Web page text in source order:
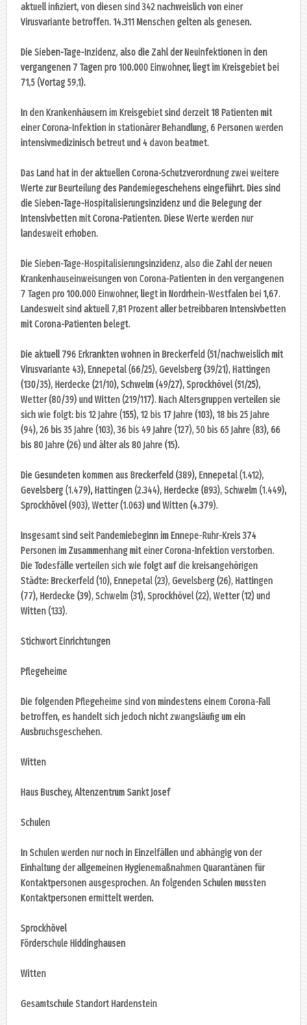
aktuell infiziert, von diesen sind 342 nachweislich von einer
Virusvariante betroffen. 14.311 Menschen gelten als genesen.
Die Sieben-Tage-Inzidenz, also die Zahl der Neuinfektionen in den
vergangenen 7 Tagen pro 100.000 Einwohner, liegt im Kreisgebiet bei
71,5 (Vortag 59,1).
In den Krankenhäusern im Kreisgebiet sind derzeit 18 Patienten mit
einer Corona-Infektion in stationärer Behandlung, 6 Personen werden
intensivmedizinisch betreut und 4 davon beatmet.
Das Land hat in der aktuellen Corona-Schutzverordnung zwei weitere
Werte zur Beurteilung des Pandemiegeschehens eingeführt. Dies sind
die Sieben-Tage-Hospitalisierungsinzidenz und die Belegung der
Intensivbetten mit Corona-Patienten. Diese Werte werden nur
landesweit erhoben.
Die Sieben-Tage-Hospitalisierungsinzidenz, also die Zahl der neuen
Krankenhauseinweisungen von Corona-Patienten in den vergangenen
7 Tagen pro 100.000 Einwohner, liegt in Nordrhein-Westfalen bei 1,67.
Landesweit sind aktuell 7,81 Prozent aller betreibbaren Intensivbetten
mit Corona-Patienten belegt.
Die aktuell 796 Erkrankten wohnen in Breckerfeld (51/nachweislich mit
Virusvariante 43), Ennepetal (66/25), Gevelsberg (39/21), Hattingen
(130/35), Herdecke (21/10), Schwelm (49/27), Sprockhövel (51/25),
Wetter (80/39) und Witten (219/117). Nach Altersgruppen verteilen sie
sich wie folgt: bis 12 Jahre (155), 12 bis 17 Jahre (103), 18 bis 25 Jahre
(94), 26 bis 35 Jahre (103), 36 bis 49 Jahre (127), 50 bis 65 Jahre (83), 66
bis 80 Jahre (26) und älter als 80 Jahre (15).
Die Gesundeten kommen aus Breckerfeld (389), Ennepetal (1.412),
Gevelsberg (1.479), Hattingen (2.344), Herdecke (893), Schwelm (1.449),
Sprockhövel (903), Wetter (1.063) und Witten (4.379).
Insgesamt sind seit Pandemiebeginn im Ennepe-Ruhr-Kreis 374
Personen im Zusammenhang mit einer Corona-Infektion verstorben.
Die Todesfälle verteilen sich wie folgt auf die kreisangehörigen
Städte: Breckerfeld (10), Ennepetal (23), Gevelsberg (26), Hattingen
(77), Herdecke (39), Schwelm (31), Sprockhövel (22), Wetter (12) und
Witten (133).
Stichwort Einrichtungen
Pflegeheime
Die folgenden Pflegeheime sind von mindestens einem Corona-Fall
betroffen, es handelt sich jedoch nicht zwangsläufig um ein
Ausbruchsgeschehen.
Witten
Haus Buschey, Altenzentrum Sankt Josef
Schulen
In Schulen werden nur noch in Einzelfällen und abhängig von der
Einhaltung der allgemeinen Hygienemaßnahmen Quarantänen für
Kontaktpersonen ausgesprochen. An folgenden Schulen mussten
Kontaktpersonen ermittelt werden.
Sprockhövel
Förderschule Hiddinghausen
Witten
Gesamtschule Standort Hardenstein